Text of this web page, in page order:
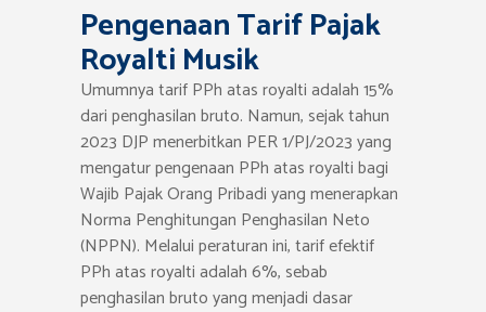
Pengenaan Tarif Pajak
Royalti Musik
Umumnya tarif PPh atas royalti adalah 15%
dari penghasilan bruto. Namun, sejak tahun
2023 DJP menerbitkan PER 1/PJ/2023 yang
mengatur pengenaan PPh atas royalti bagi
Wajib Pajak Orang Pribadi yang menerapkan
Norma Penghitungan Penghasilan Neto
(NPPN). Melalui peraturan ini, tarif efektif
PPh atas royalti adalah 6%, sebab
penghasilan bruto yang menjadi dasar